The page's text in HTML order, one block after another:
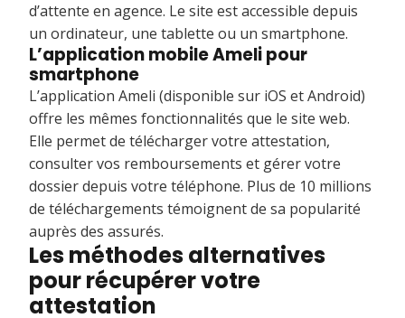
d’attente en agence. Le site est accessible depuis
un ordinateur, une tablette ou un smartphone.
L’application mobile Ameli pour
smartphone
L’application Ameli (disponible sur iOS et Android)
offre les mêmes fonctionnalités que le site web.
Elle permet de télécharger votre attestation,
consulter vos remboursements et gérer votre
dossier depuis votre téléphone. Plus de 10 millions
de téléchargements témoignent de sa popularité
auprès des assurés.
Les méthodes alternatives
pour récupérer votre
attestation